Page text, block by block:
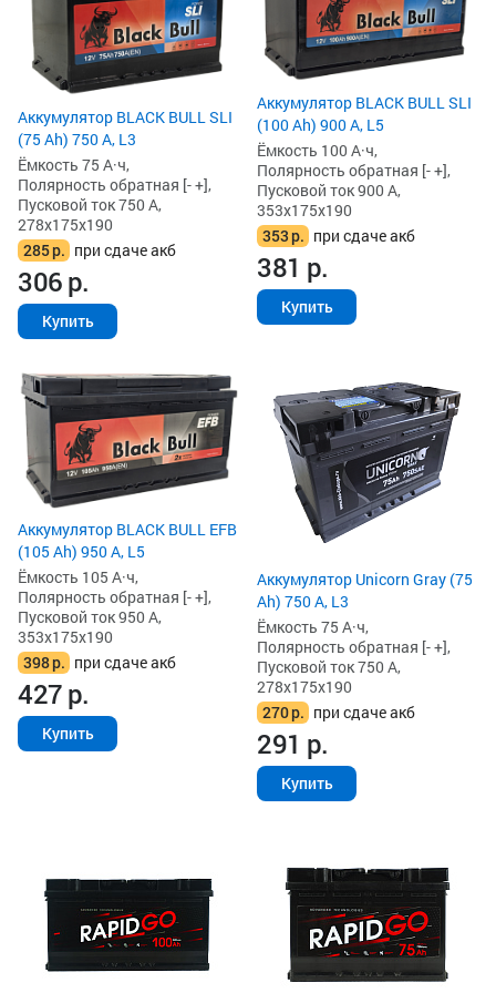
Аккумулятор BLACK BULL SLI
(75 Ah) 750 А, L3
Ёмкость 75 А·ч,
Полярность обратная [- +],
Пусковой ток 750 А,
278x175x190
285р. при сдаче акб
306р.
Купить
Аккумулятор BLACK BULL SLI
(100 Ah) 900 А, L5
Ёмкость 100 А·ч,
Полярность обратная [- +],
Пусковой ток 900 А,
353x175x190
353р. при сдаче акб
381 р.
Купить
Аккумулятор BLACK BULL EFB
(105 Ah) 950 А, L5
Ёмкость 105 А·ч,
Полярность обратная [- +],
Пусковой ток 950 А,
353x175x190
398р. при сдаче акб
427р.
Купить
Аккумулятор Unicorn Gray (75
Ah) 750 А, L3
Ёмкость 75 А·ч,
Полярность обратная [- +],
Пусковой ток 750 А,
278x175x190
270р. при сдаче акб
291 р.
Купить